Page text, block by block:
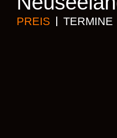
PREIS TERMINE